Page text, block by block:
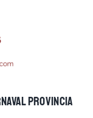
PROVINCIA